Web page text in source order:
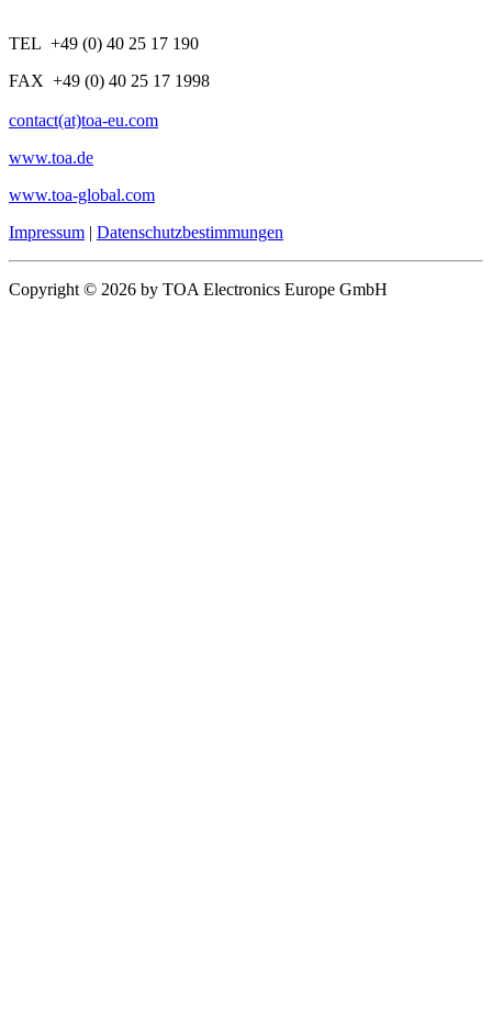
TEL +49 (0) 40 25 17 190
FAX +49 (0) 40 25 17 1998
contact(at)toa-eu.com
www.toa.de
www.toa-global.com
Impressum | Datenschutzbestimmungen
Copyright © 2026 by TOA Electronics Europe GmbH